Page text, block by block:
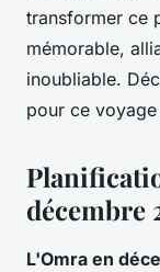
transformer ce
mémorable,
inoubliable.
pour ce
décembre
L'Omra en